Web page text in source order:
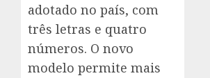
adotado no país, com
três letras e quatro
números. O novo
modelo permite mais